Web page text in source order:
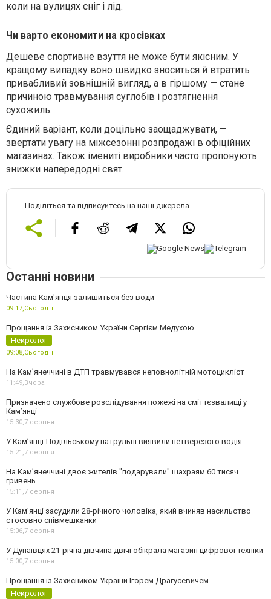
коли на вулицях сніг і лід.
Чи варто економити на кросівках
Дешеве спортивне взуття не може бути якісним. У
кращому випадку воно швидко зноситься й втратить
привабливий зовнішній вигляд, а в гіршому — стане
причиною травмування суглобів і розтягнення
сухожиль.
Єдиний варіант, коли доцільно заощаджувати, —
звертати увагу на міжсезонні розпродажі в офіційних
магазинах. Також імениті виробники часто пропонують
знижки напередодні свят.
Поділіться та підписуйтесь на наші джерела
Останні новини
Частина Кам'янця залишиться без води
09:17,Сьогодні
Прощання із Захисником України Сергієм Медухою
Некролог
09:08,Сьогодні
На Кам’янеччині в ДТП травмувався неповнолітній мотоцикліст
11:49,Вчора
Призначено службове розслідування пожежі на сміттєзвалищі у
Кам’янці
15:30,7 серпня
У Кам’янці-Подільському патрульні виявили нетверезого водія
15:21,7 серпня
На Камʼянеччині двоє жителів "подарували" шахраям 60 тисяч
гривень
15:11,7 серпня
У Камʼянці засудили 28-річного чоловіка, який вчиняв насильство
стосовно співмешканки
15:06,7 серпня
У Дунаївцях 21-річна дівчина двічі обікрала магазин цифрової техніки
15:00,7 серпня
Прощання із Захисником України Ігорем Драгусевичем
Некролог